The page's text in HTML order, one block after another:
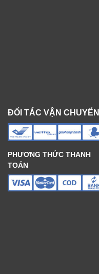
ĐỐI TÁC VẬN CHUYỂN
PHƯƠNG THỨC THANH
TOÁN